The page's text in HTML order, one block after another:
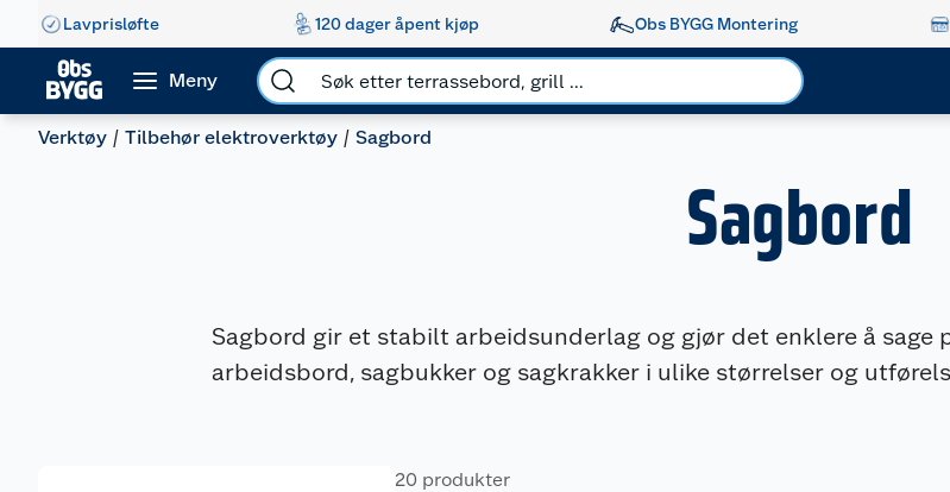
Lavprisløfte 120 dager åpent kjøp Obs BYGG Montering
Meny
Verktøy Tilbehør elektroverktøy Sagbord
Sagbord
Sagbord gir et stabilt arbeidsunderlag og gjør det enklere å sage
arbeidsbord, sagbukker og sagkrakker i ulike størrelser og
20 produkter